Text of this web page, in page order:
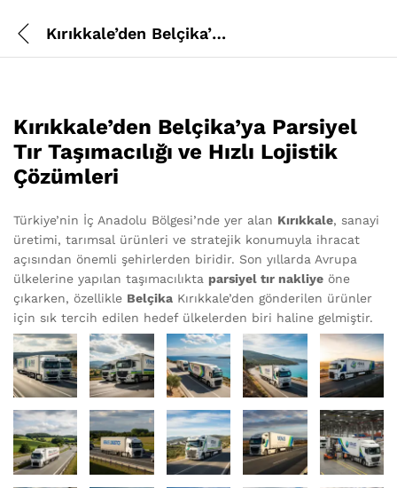
Kırıkkale’den Belçika’ya Parsiyel Tır
Kırıkkale’den Belçika’ya Parsiyel
Tır Taşımacılığı ve Hızlı Lojistik
Çözümleri
Türkiye’nin İç Anadolu Bölgesi’nde yer alan Kırıkkale, sanayi
üretimi, tarımsal ürünleri ve stratejik konumuyla ihracat
açısından önemli şehirlerden biridir. Son yıllarda Avrupa
ülkelerine yapılan taşımacılıkta parsiyel tır nakliye öne
çıkarken, özellikle Belçika Kırıkkale’den gönderilen ürünler
için sık tercih edilen hedef ülkelerden biri haline gelmiştir.